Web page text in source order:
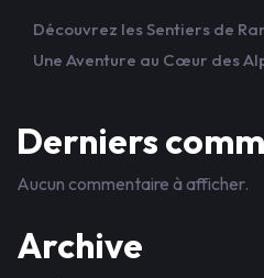
Découvrez les Sentiers de
Une Aventure au Cœur des
Derniers
Aucun commentaire à afficher.
Archive